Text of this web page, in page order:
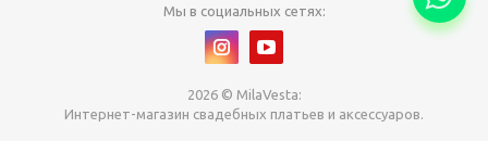
Мы в социальных сетях:
2026 © MilaVesta:
Интернет-магазин свадебных платьев и аксессуаров.